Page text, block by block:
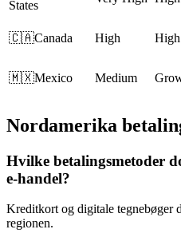
States
🇨🇦Canada High High
🇲🇽Mexico Medium
Nordamerika
Hvilke betalingsmetoder
e-handel?
Kreditkort og digitale tegnebøger
regionen.